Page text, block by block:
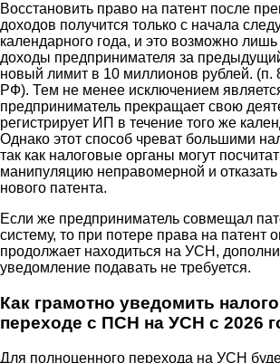
Восстановить право на патент после
доходов получится только с начала
календарного года, и это возможно
доходы предпринимателя за
новый лимит в 10 миллионов рублей. (п.
РФ). Тем не менее исключением
предприниматель прекращает свою
регистрирует ИП в течение того же
Однако этот способ чреват большими
так как налоговые органы могут
манипуляцию неправомерной и
нового патента.
Если же предприниматель совмещал
систему, то при потере права на патент
продолжает находиться на УСН,
уведомление подавать не требуется.
Как грамотно уведомить
переходе с ПСН на УСН с 2026
Для полноценного перехода на УСН